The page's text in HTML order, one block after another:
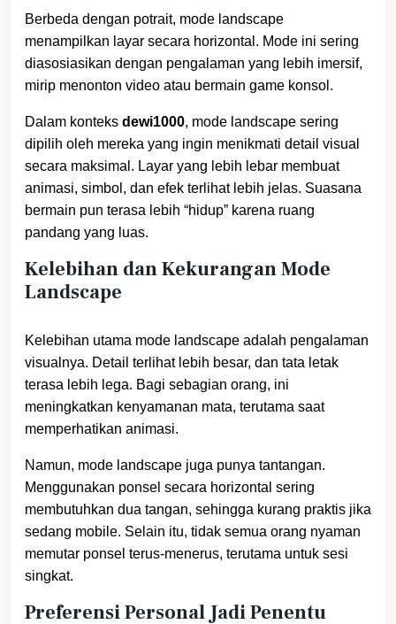
Berbeda dengan potrait, mode landscape
menampilkan layar secara horizontal. Mode ini sering
diasosiasikan dengan pengalaman yang lebih imersif,
mirip menonton video atau bermain game konsol.
Dalam konteks dewi1000, mode landscape sering
dipilih oleh mereka yang ingin menikmati detail visual
secara maksimal. Layar yang lebih lebar membuat
animasi, simbol, dan efek terlihat lebih jelas. Suasana
bermain pun terasa lebih “hidup” karena ruang
pandang yang luas.
Kelebihan dan Kekurangan Mode
Landscape
Kelebihan utama mode landscape adalah pengalaman
visualnya. Detail terlihat lebih besar, dan tata letak
terasa lebih lega. Bagi sebagian orang, ini
meningkatkan kenyamanan mata, terutama saat
memperhatikan animasi.
Namun, mode landscape juga punya tantangan.
Menggunakan ponsel secara horizontal sering
membutuhkan dua tangan, sehingga kurang praktis jika
sedang mobile. Selain itu, tidak semua orang nyaman
memutar ponsel terus-menerus, terutama untuk sesi
singkat.
Preferensi Personal Jadi Penentu